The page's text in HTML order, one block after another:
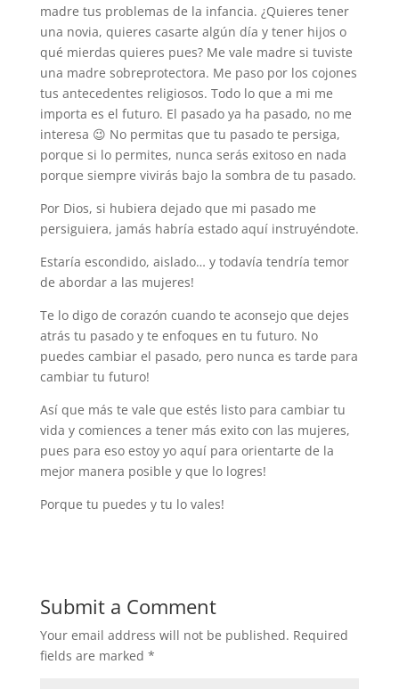
madre tus problemas de la infancia. ¿Quieres tener
una novia, quieres casarte algún día y tener hijos o
qué mierdas quieres pues? Me vale madre si tuviste
una madre sobreprotectora. Me paso por los cojones
tus antecedentes religiosos. Todo lo que a mi me
importa es el futuro. El pasado ya ha pasado, no me
interesa 😉 No permitas que tu pasado te persiga,
porque si lo permites, nunca serás exitoso en nada
porque siempre vivirás bajo la sombra de tu pasado.
Por Dios, si hubiera dejado que mi pasado me
persiguiera, jamás habría estado aquí instruyéndote.
Estaría escondido, aislado… y todavía tendría temor
de abordar a las mujeres!
Te lo digo de corazón cuando te aconsejo que dejes
atrás tu pasado y te enfoques en tu futuro. No
puedes cambiar el pasado, pero nunca es tarde para
cambiar tu futuro!
Así que más te vale que estés listo para cambiar tu
vida y comiences a tener más exito con las mujeres,
pues para eso estoy yo aquí para orientarte de la
mejor manera posible y que lo logres!
Porque tu puedes y tu lo vales!
Submit a Comment
Your email address will not be published. Required
fields are marked *